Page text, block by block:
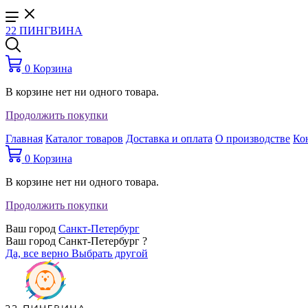
22 ПИНГВИНА
0 Корзина
В корзине нет ни одного товара.
Продолжить покупки
Главная Каталог товаров Доставка и оплата О производстве
0 Корзина
В корзине нет ни одного товара.
Продолжить покупки
Ваш город Санкт-Петербург
Ваш город Санкт-Петербург ?
Да, все верно Выбрать другой